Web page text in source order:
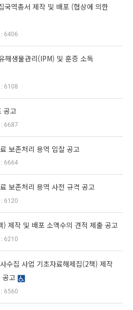
국역총서 제작 및 배포 (협상에 의한
6406
해생물관리(IPM) 및 훈증 소독
6108
공고
6687
보존처리 용역 입찰 공고
6664
보존처리 용역 사전 규격 공고
6120
) 제작 및 배포 소액수의 견적 제출 공고
6210
수집 사업 기초자료해제집(2책) 제작
공고
6560